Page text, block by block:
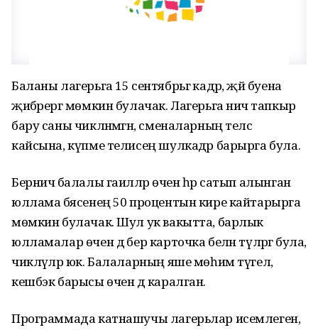
Баланы лагерьга 15 сентябрьгә кадәр, җәй буена
җибәрергә мөмкин булачак. Лагерьга ничә тапкыр
бару саны чикләнмәгән, сменаларның теләсә
кайсына, күпме телисең шулкадәр барырга була.
Берничә балалы гаиләләр өчен һәр сатып алынган
юллама бәясенең 50 процентын кире кайтарырга
мөмкин булачак. Шул ук вакытта, барлык
юлламалар өчен дә бер карточка белән түләргә була,
чикләүләр юк. Балаларның яше мөһим түгел,
кешбэк барысы өчен дә каралган.
Программада катнашучы лагерьлар исемлеген,